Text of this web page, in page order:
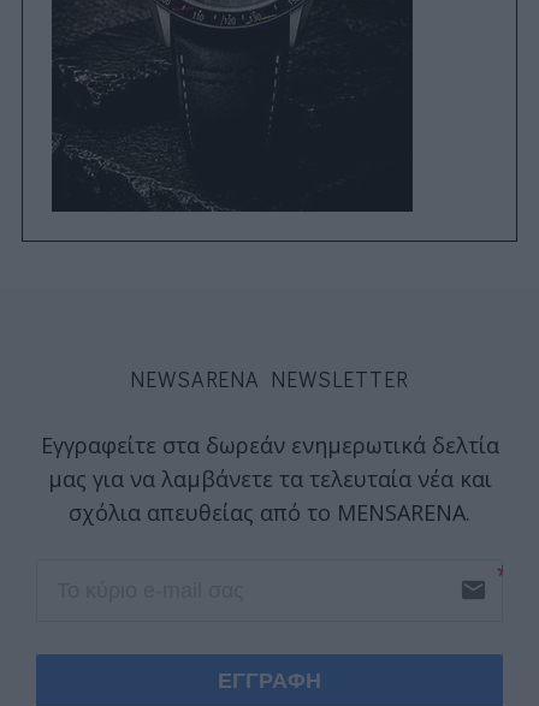
NEWSARENA NEWSLETTER
Εγγραφείτε στα δωρεάν ενημερωτικά δελτία
μας για να λαμβάνετε τα τελευταία νέα και
σχόλια απευθείας από το MENSARENA.
email
ΕΓΓΡΑΦΗ